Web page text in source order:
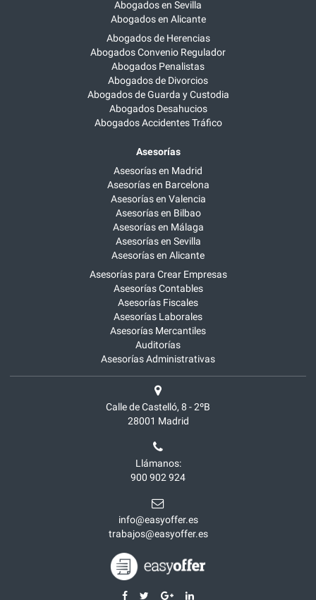
Abogados en Sevilla
Abogados en Alicante
Abogados de Herencias
Abogados Convenio Regulador
Abogados Penalistas
Abogados de Divorcios
Abogados de Guarda y Custodia
Abogados Desahucios
Abogados Accidentes Tráfico
Asesorías
Asesorías en Madrid
Asesorías en Barcelona
Asesorías en Valencia
Asesorías en Bilbao
Asesorías en Málaga
Asesorías en Sevilla
Asesorías en Alicante
Asesorías para Crear Empresas
Asesorías Contables
Asesorías Fiscales
Asesorías Laborales
Asesorías Mercantiles
Auditorías
Asesorías Administrativas
Calle de Castelló, 8 - 2ºB
28001 Madrid
Llámanos:
900 902 924
info@easyoffer.es
trabajos@easyoffer.es